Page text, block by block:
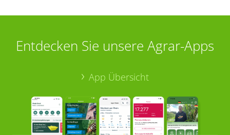
Entdecken Sie unsere Agrar-Apps
App Übersicht